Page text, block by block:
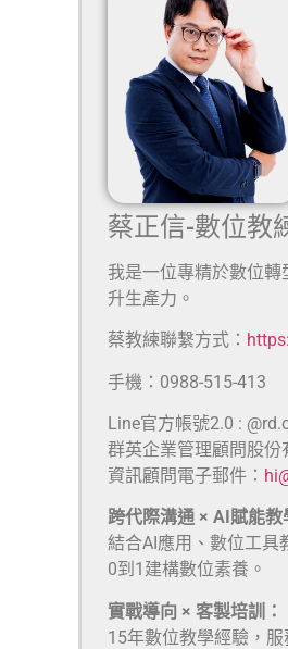
蔡正信-數位教
我是一位專精於數位
升生產力。
蔡教練聯繫方式：
手機：0988-515-413
Line官方帳號2.0 :
群英企業管理顧問股份
資訊顧問電子郵件：
跨代際溝通 × AI賦能教
結合AI應用、數位工具
0到1建構數位素養。
實戰導向 × 客製培訓：
15年數位教學經驗，